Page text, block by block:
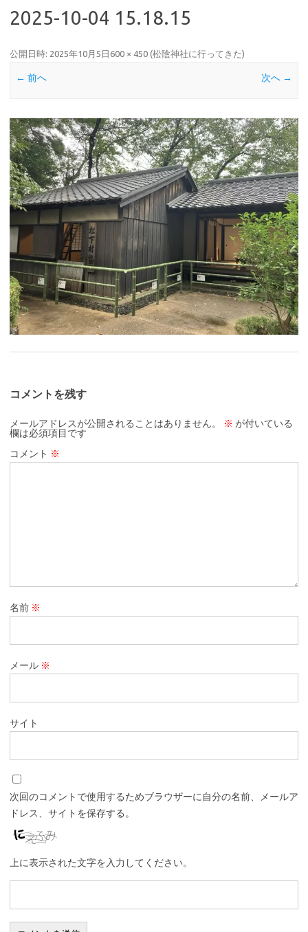
2025-10-04 15.18.15
公開日時: 2025年10月5日 600 × 450 (松陰神社に行ってきた)
← 前へ 次へ →
コメントを残す
メールアドレスが公開されることはありません。 ※ が付いている
欄は必須項目です
コメント ※
名前 ※
メール ※
サイト
次回のコメントで使用するためブラウザーに自分の名前、メールア
ドレス、サイトを保存する。
上に表示された文字を入力してください。